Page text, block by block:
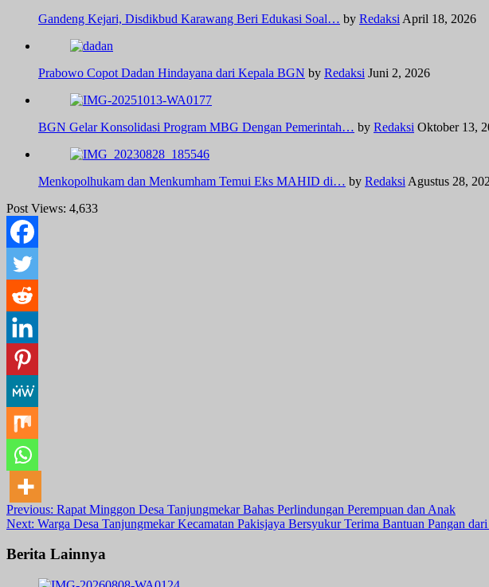
Gandeng Kejari, Disdikbud Karawang Beri Edukasi Soal… by Redaksi April 18, 2026
Prabowo Copot Dadan Hindayana dari Kepala BGN by Redaksi Juni 2, 2026
BGN Gelar Konsolidasi Program MBG Dengan Pemerintah… by Redaksi Oktober 13,
Menkopolhukam dan Menkumham Temui Eks MAHID di… by Redaksi Agustus 28,
Post Views: 4,633
Post
navigation
Previous: Rapat Minggon Desa Tanjungmekar Bahas Perlindungan Perempuan dan Anak
Next: Warga Desa Tanjungmekar Kecamatan Pakisjaya Bersyukur Terima Bantuan Pangan
Berita Lainnya